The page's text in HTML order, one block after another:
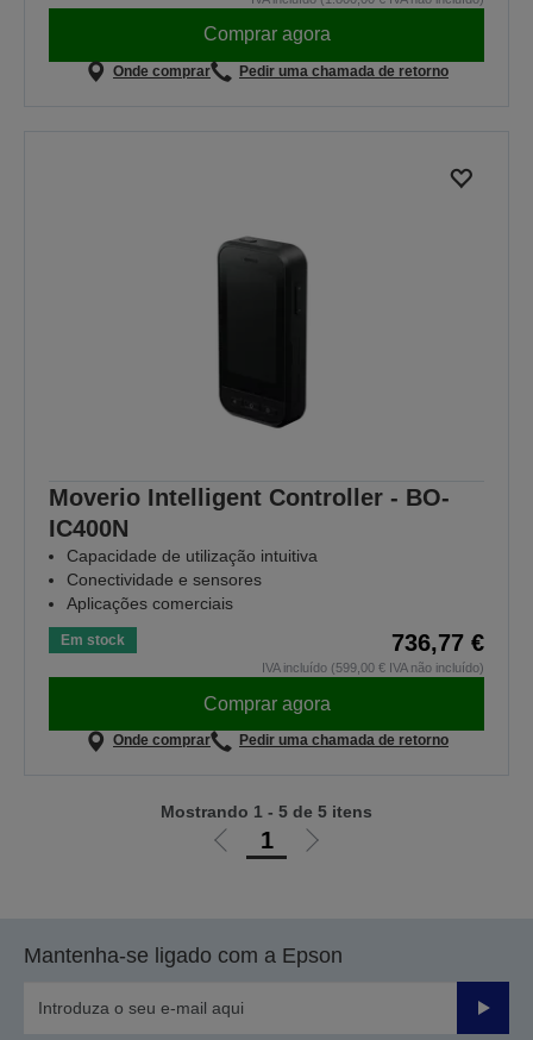
Comprar agora
Onde comprar Pedir uma chamada de retorno
Moverio Intelligent Controller - BO-
IC400N
Capacidade de utilização intuitiva
Conectividade e sensores
Aplicações comerciais
Em stock 736,77 €
IVA incluído (599,00 € IVA não incluído)
Comprar agora
Onde comprar Pedir uma chamada de retorno
Ir
anterior
1
Ir
página
Mostrando 1 - 5 de 5 itens
Mantenha-se ligado com a Epson
Enviar